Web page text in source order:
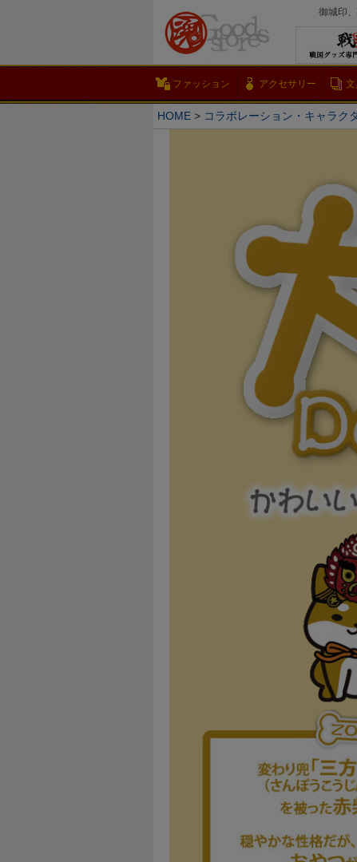
御城印
ファッション アクセサリー 文
HOME コラボレーション・キャラク